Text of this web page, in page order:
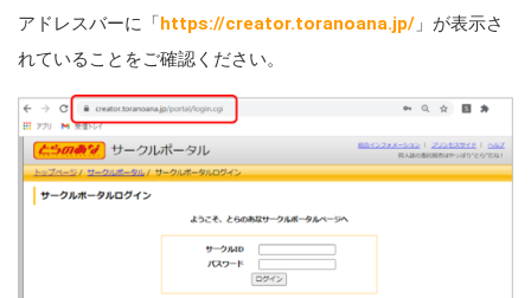
アドレスバーに「https://creator.toranoana.jp/ 」が表示さ
れていることをご確認ください。